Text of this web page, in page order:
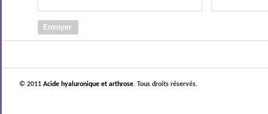
© 2011Acide hyaluronique et arthrose. Tous droits réservés.